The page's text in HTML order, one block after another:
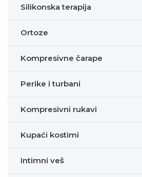
Silikonska terapija
Ortoze
Kompresivne čarape
Perike i turbani
Kompresivni rukavi
Kupaći kostimi
Intimni veš